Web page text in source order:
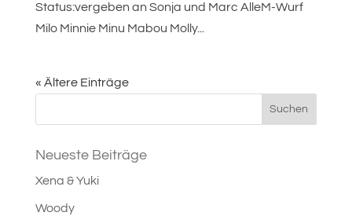
Status:vergeben an Sonja und Marc AlleM-Wurf
Milo Minnie Minu Mabou Molly...
« Ältere Einträge
Neueste Beiträge
Xena & Yuki
Woody